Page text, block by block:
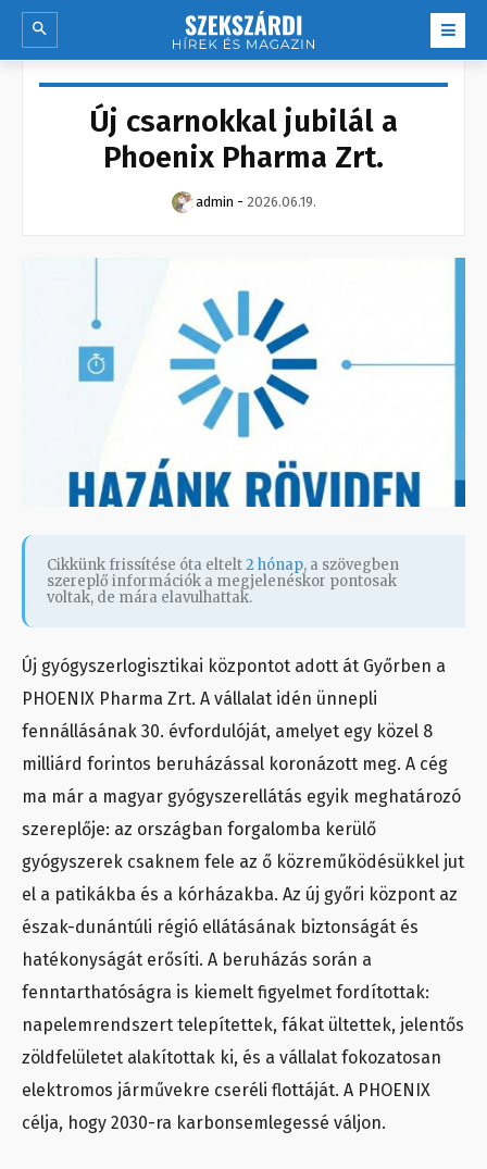
Új csarnokkal jubilál a
Phoenix Pharma Zrt.
admin - 2026.06.19.
Cikkünk frissítése óta eltelt2 hónap, a szövegben
szereplő információk a megjelenéskor pontosak
voltak, de mára elavulhattak.
Új gyógyszerlogisztikai központot adott át Győrben a
PHOENIX Pharma Zrt. A vállalat idén ünnepli
fennállásának 30. évfordulóját, amelyet egy közel 8
milliárd forintos beruházással koronázott meg. A cég
ma már a magyar gyógyszerellátás egyik meghatározó
szereplője: az országban forgalomba kerülő
gyógyszerek csaknem fele az ő közreműködésükkel jut
el a patikákba és a kórházakba. Az új győri központ az
észak-dunántúli régió ellátásának biztonságát és
hatékonyságát erősíti. A beruházás során a
fenntarthatóságra is kiemelt figyelmet fordítottak:
napelemrendszert telepítettek, fákat ültettek, jelentős
zöldfelületet alakítottak ki, és a vállalat fokozatosan
elektromos járművekre cseréli flottáját. A PHOENIX
célja, hogy 2030-ra karbonsemlegessé váljon.